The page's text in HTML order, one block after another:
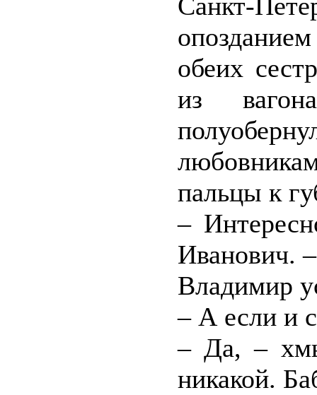
Санкт-
обеих
из
пальцы к
–
Иванович.
Владимир
– А если и
– Да, –
никакой.